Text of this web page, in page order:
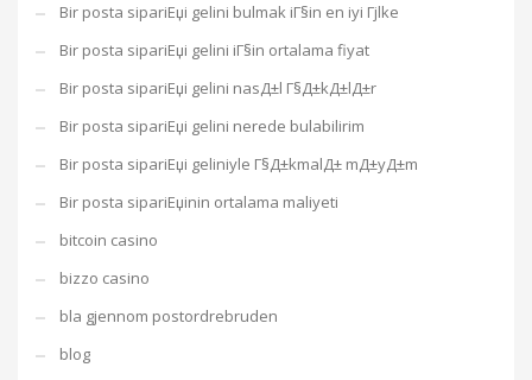
Bir posta sipariЕџi gelini bulmak iГ§in en iyi Гјlke
Bir posta sipariЕџi gelini iГ§in ortalama fiyat
Bir posta sipariЕџi gelini nasД±l Г§Д±kД±lД±r
Bir posta sipariЕџi gelini nerede bulabilirim
Bir posta sipariЕџi geliniyle Г§Д±kmalД± mД±yД±m
Bir posta sipariЕџinin ortalama maliyeti
bitcoin casino
bizzo casino
bla gjennom postordrebruden
blog